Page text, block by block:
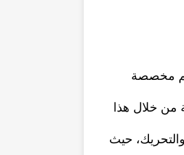
مخصصة
من خلال هذا
حيث